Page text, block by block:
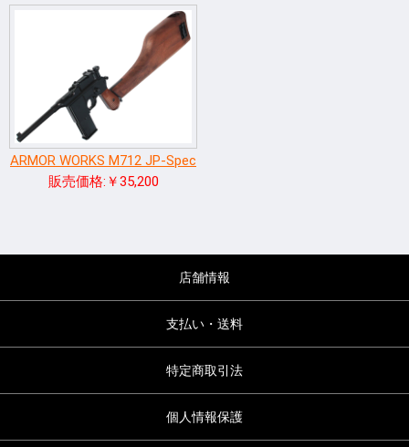
ARMOR WORKS M712 JP-Spec
販売価格:￥35,200
店舗情報
支払い・送料
特定商取引法
個人情報保護